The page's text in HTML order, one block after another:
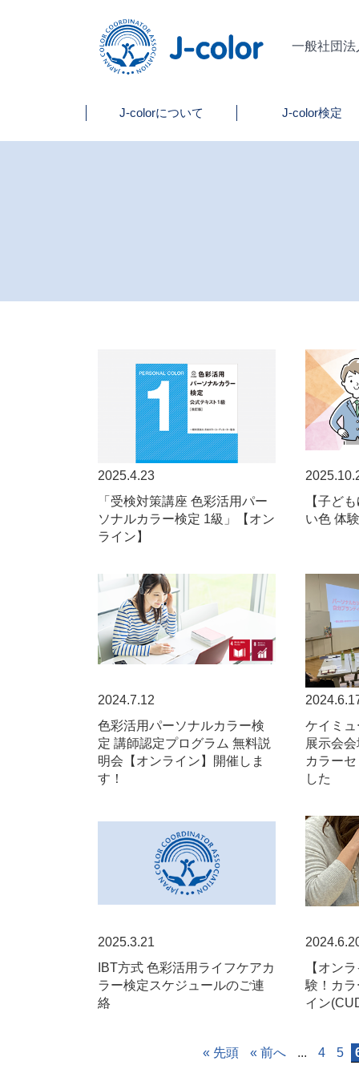
一般社団
J-colorについて J-color検定
2025.4.23
「受検対策講座 色彩活用パー
ソナルカラー検定 1級」【オン
ライン】
【子ど
い色 体
2024.7.12
色彩活用パーソナルカラー検
定 講師認定プログラム 無料説
明会【オンライン】開催しま
す！
ケイミ
展示会
カラー
した
2025.3.21
IBT方式 色彩活用ライフケアカ
ラー検定スケジュールのご連
絡
【オン
験！カ
イン
« 先頭 « 前へ ... 4 5